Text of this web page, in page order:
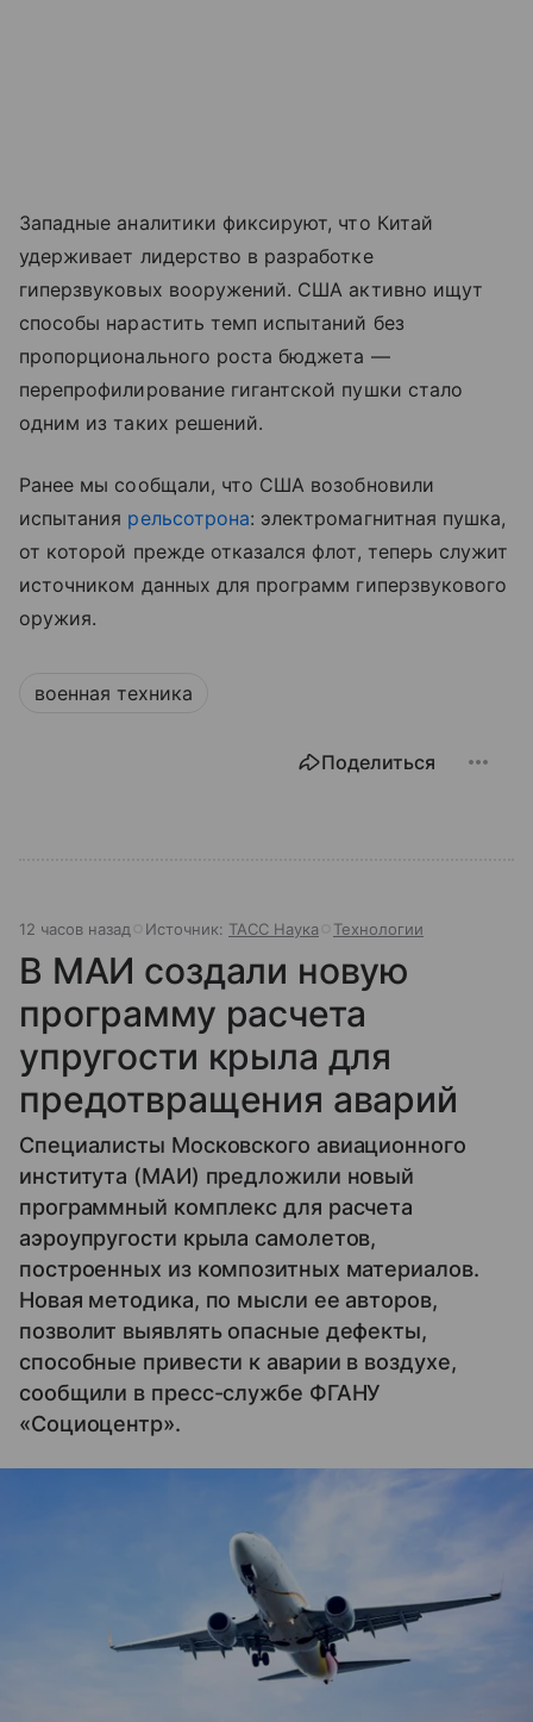
Западные аналитики фиксируют, что Китай
удерживает лидерство в разработке
гиперзвуковых вооружений. США активно ищут
способы нарастить темп испытаний без
пропорционального роста бюджета —
перепрофилирование гигантской пушки стало
одним из таких решений.
Ранее мы сообщали, что США возобновили
испытания рельсотрона: электромагнитная пушка,
от которой прежде отказался флот, теперь служит
источником данных для программ гиперзвукового
оружия.
военная техника
Поделиться
12 часов назад Источник: ТАСС Наука Технологии
В МАИ создали новую
программу расчета
упругости крыла для
предотвращения аварий
Специалисты Московского авиационного
института (МАИ) предложили новый
программный комплекс для расчета
аэроупругости крыла самолетов,
построенных из композитных материалов.
Новая методика, по мысли ее авторов,
позволит выявлять опасные дефекты,
способные привести к аварии в воздухе,
сообщили в пресс-службе ФГАНУ
«Cоциоцентр».